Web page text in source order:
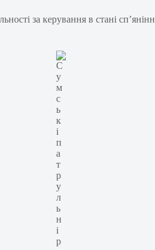
за керування в стані